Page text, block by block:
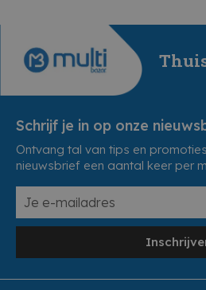
Schrijf je in op onze
Ontvang tal van tips en
nieuwsbrief een aantal keer per